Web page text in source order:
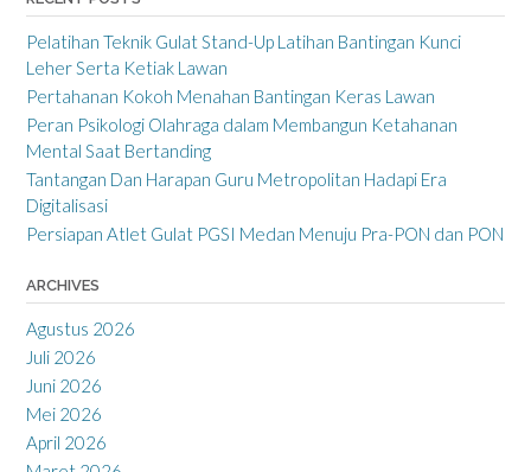
Pelatihan Teknik Gulat Stand-Up Latihan Bantingan Kunci
Leher Serta Ketiak Lawan
Pertahanan Kokoh Menahan Bantingan Keras Lawan
Peran Psikologi Olahraga dalam Membangun Ketahanan
Mental Saat Bertanding
Tantangan Dan Harapan Guru Metropolitan Hadapi Era
Digitalisasi
Persiapan Atlet Gulat PGSI Medan Menuju Pra-PON dan PON
ARCHIVES
Agustus 2026
Juli 2026
Juni 2026
Mei 2026
April 2026